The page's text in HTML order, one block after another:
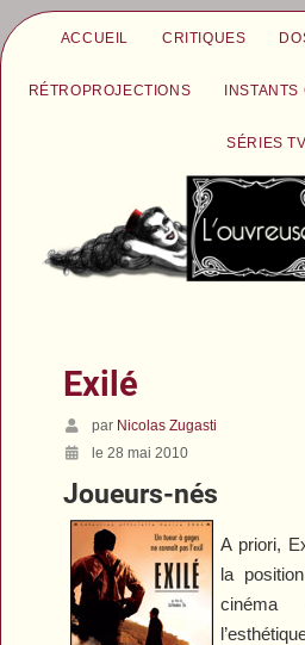
ACCUEIL CRITIQUES
RÉTROPROJECTIONS
SÉRIES TV
Exilé
par Nicolas Zugasti
le 28 mai 2010
Joueurs-nés
A priori,
la
cinéma